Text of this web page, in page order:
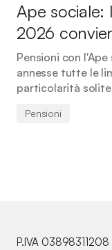
Ape sociale:
2026
Pensioni con
annesse tutte le
particolarità
Pensioni
P.IVA 03898311208